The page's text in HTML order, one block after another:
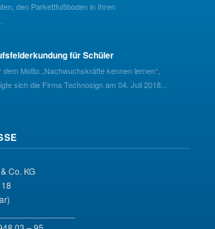
den Parkettfußboden in Ihren
für Schüler
dem Motto „Nachwuchskräfte kennen lernen“,
sich die Firma Technosign am 04. Juli 2018...
Co. KG